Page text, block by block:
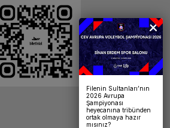
Filenin Sultanları’nın
2026 Avrupa
Şampiyonası
heyecanına tribünden
ortak olmaya hazır
mısınız?